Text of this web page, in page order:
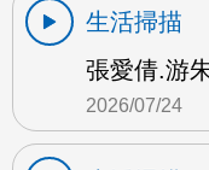
生活掃描
張愛倩.游
2026/07/24